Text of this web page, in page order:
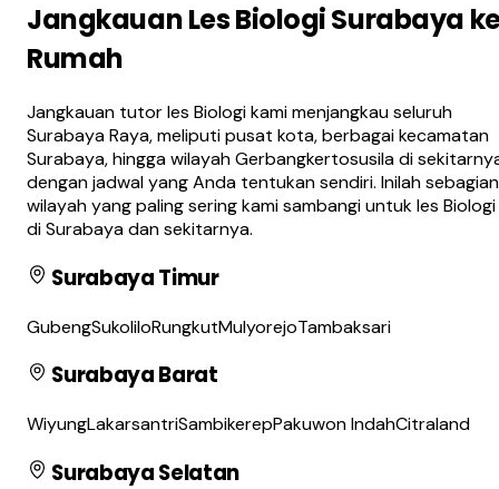
Jangkauan Les Biologi Surabaya
Rumah
Jangkauan tutor les Biologi kami menjangkau seluruh
Surabaya Raya, meliputi pusat kota, berbagai kecamatan
Surabaya, hingga wilayah Gerbangkertosusila di
dengan jadwal yang Anda tentukan sendiri. Inilah sebagian
wilayah yang paling sering kami sambangi untuk les Biologi
di Surabaya dan sekitarnya.
Surabaya Timur
GubengSukoliloRungkutMulyorejoTambaksari
Surabaya Barat
WiyungLakarsantriSambikerepPakuwon IndahCitraland
Surabaya Selatan